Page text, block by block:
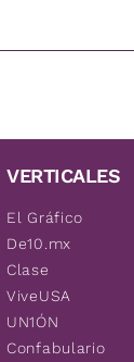
VERTICALES
El Gráfico
De10.mx
Clase
ViveUSA
UN1ÓN
Confabulario